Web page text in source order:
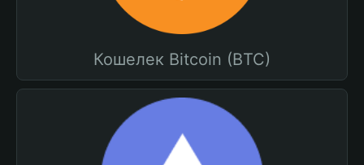
Кошелек Bitcoin (BTC)